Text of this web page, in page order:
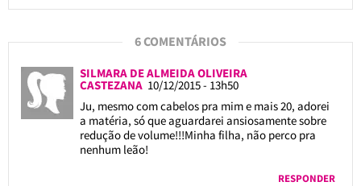
6 COMENTÁRIOS
SILMARA DE ALMEIDA OLIVEIRA
CASTEZANA 10/12/2015 - 13h50
Ju, mesmo com cabelos pra mim e mais 20, adorei
a matéria, só que aguardarei ansiosamente sobre
redução de volume!!!Minha filha, não perco pra
nenhum leão!
RESPONDER